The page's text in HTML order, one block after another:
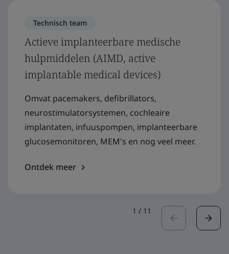
Technisch team
Actieve implanteerbare medische
hulpmiddelen (AIMD, active
implantable medical devices)
Omvat pacemakers, defibrillators,
neurostimulatorsystemen, cochleaire
implantaten, infuuspompen, implanteerbare
glucosemonitoren, MEM's en nog veel meer.
Ontdek meer
1 / 11